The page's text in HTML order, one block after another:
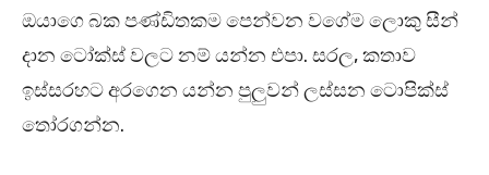
ඔයාගෙ බක පණ්ඩිතකම පෙන්වන වගේම ලොකු සීන්
දාන ටෝක්ස් වලට නම් යන්න එපා. සරල, කතාව
ඉස්සරහට අරගෙන යන්න පුලුවන් ලස්සන ටොපික්ස්
තෝරගන්න.